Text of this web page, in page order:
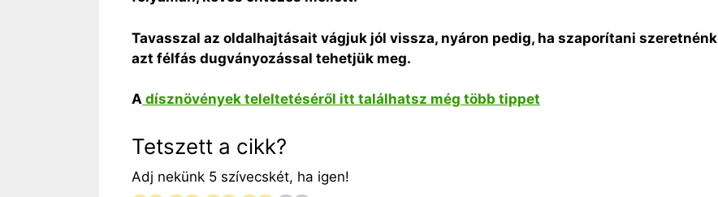
Tavasszal az oldalhajtásait vágjuk jól vissza, nyáron pedig, ha szaporítani szeretnénk
azt félfás dugványozással tehetjük meg.
A dísznövények teleltetéséről itt találhatsz még több tippet
Tetszett a cikk?
Adj nekünk 5 szívecskét, ha igen!